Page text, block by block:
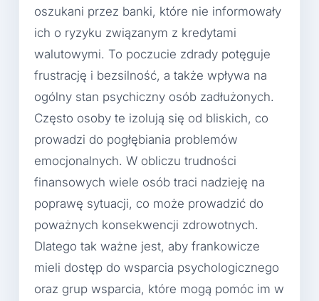
oszukani przez banki, które nie informowały
ich o ryzyku związanym z kredytami
walutowymi. To poczucie zdrady potęguje
frustrację i bezsilność, a także wpływa na
ogólny stan psychiczny osób zadłużonych.
Często osoby te izolują się od bliskich, co
prowadzi do pogłębiania problemów
emocjonalnych. W obliczu trudności
finansowych wiele osób traci nadzieję na
poprawę sytuacji, co może prowadzić do
poważnych konsekwencji zdrowotnych.
Dlatego tak ważne jest, aby frankowicze
mieli dostęp do wsparcia psychologicznego
oraz grup wsparcia, które mogą pomóc im w